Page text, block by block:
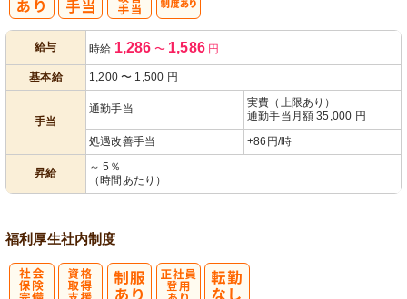
給与 時給 1,286 〜 1,586円
基本給 1,200 〜 1,500 円
手当
通勤手当
実費（上限あり）
通勤手当月額 35,000 円
処遇改善手当
+86円/時
昇給
～ 5％
（時間あたり）
福利厚生社内制度